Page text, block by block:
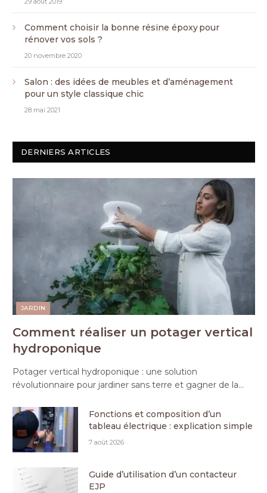
Comment choisir la bonne résine époxy pour
rénover vos sols ?
20 novembre 2020
Salon : des idées de meubles et d’aménagement
pour un style classique chic
28 mai 2021
DERNIERS ARTICLES
JARDIN
Comment réaliser un potager vertical
hydroponique
Potager vertical hydroponique : une solution
révolutionnaire pour jardiner sans terre et gagner de la…
Fonctions et composition d’un
tableau électrique : explication simple
7 août 2026
Guide d’utilisation d’un contacteur
EJP